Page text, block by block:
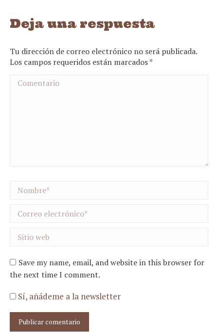
Deja una respuesta
Tu dirección de correo electrónico no será publicada.
Los campos requeridos están marcados*
Comentario
Nombre *
Correo electrónico *
Sitio web
Save my name, email, and website in this browser for
the next time I comment.
Sí, añádeme a la newsletter
Publicar comentario